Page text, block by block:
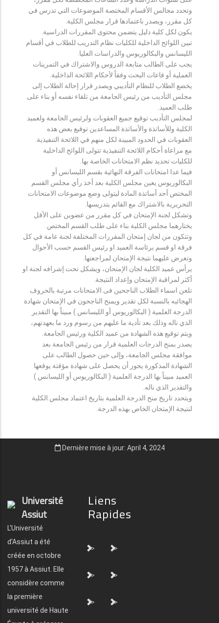
وتحدد مجالس الأقسام المختصة الموضوعات التي تدرس في
كل مقرر، ويصدر باعتمادها قرار مجلس الكلية.
يكون لكل كلية دليل يتضمن محتوى المقررات الدراسية.
تبين اللوائح الداخلية للكليات نظام التدريب للطلاب في أقسام
الليسانس والبكالوريوس والدراسات العليا.
يجب على الطالب متابعة الدروس والاشتراك في التمرينات
العملية أو قاعات البحث وفقاً لأحكام اللائحة الداخلية.
يخضع الطلاب للنظام التأديبي ويصدر قرار إحالة الطلاب إلى
مجلس التأديب من رئيس الجامعة من تلقاء نفسه أو بناء على
طلب العميد.
لمجلس التأديب توقيع جميع العقوبات ولرئيس الجامعة ولعميد
الكلية وللأساتذة والأساتذة المساعدين توقيع بعض هذه
العقوبات في الحدود المبينة لكل منهم في اللائحة التنفيذية.
مع مراعاة أحكام اللائحة التنفيذية تتولى اللوائح الداخلية
للكليات تحديد نظم الامتحانات الخاصة بها.
فيما عدا امتحانات الفرقة النهائية بقسم الليسانس أو
البكالوريوس يعين مجلس الكلية بعد أخذ رأي مجلس القسم
المختص أحد أساتذة المادة ليتولى وضع موضوعات الامتحانات
التحريرية بالاشتراك مع القائم بتدريسها.
وتشكل لجنة الإمتحان في كل مقرر من عضوين على الأقل
يختارهما مجلس الكلية بناء على طلب القسم المختص.
وتتكون من لجان إمتحان المقررات المختلفة لجنة عامة في كل
فرقة او قسم برئاسة العميد او رئيس القسم حسب الأحوال
وتعرض عليهما نتيجة الإمتحان لمراجعتها.
يرأس عميد الكلية لجان الإمتحان، ويشكل تحت إشرافه لجنة او
أكثر لمراقبة الإمتحان وإعداد النتيجة.
تلعن اسماء الطلاب الناجحين فى الامتحانات مرتبة بالحروف
الهجائيه بالنسبة لكل تقدير ويمنح الناجحون في الإمتحان شهادة
الدرجة العلمية ( البكالوريوس أو الليسانس ) مبيناً بها التقدير
الذي ناله وذلك بعد تأدية ما عليهم من رسوم ورد ما بعهدتهم،
ويتم توقيع هذه الشهادة من عميد الكلية ورئيس الجامعة.
يصدر بمنح الدرجات العلمية قرار من رئيس الجامعة بعد
موافقة مجلس الجامعة، وإلى حين حصول الطالب على
الشهادة المذكورة يجوز أن يحصل على شهادة مؤقتة يوقعها
العميد مبيناً بها الدرجة العلمية ( البكالوريوس أو الليسانس )
والتقدير الذي ناله.
ويتحدد تاريخ منح الدرجة العلمية بتاريخ اعتماد مجلس الكلية
لنتيجة الإمتحان الخاص بهذه الدرجة.
Dernière mise à jour: April 4, 2024
Université
Assiut
L'Université
d'Assiut a été
créée en octobre
1957 à Assiut. Elle
considère comme
la première
université de Haute
Liens
Rapides
"> ">
"> ">
"> ">